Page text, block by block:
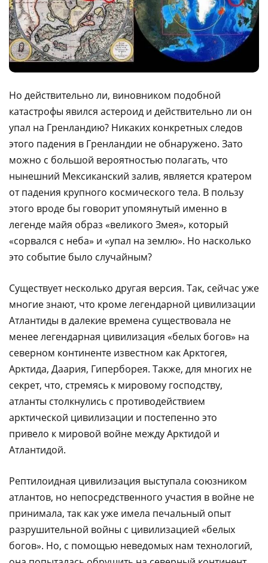
Но действительно ли, виновником подобной
катастрофы явился астероид и действительно ли он
упал на Гренландию? Никаких конкретных следов
этого падения в Гренландии не обнаружено. Зато
можно с большой вероятностью полагать, что
нынешний Мексиканский залив, является кратером
от падения крупного космического тела. В пользу
этого вроде бы говорит упомянутый именно в
легенде майя образ «великого Змея», который
«сорвался с неба» и «упал на землю». Но насколько
это событие было случайным?
Существует несколько другая версия. Так, сейчас уже
многие знают, что кроме легендарной цивилизации
Атлантиды в далекие времена существовала не
менее легендарная цивилизация «белых богов» на
северном континенте известном как Арктогея,
Арктида, Даария, Гиперборея. Также, для многих не
секрет, что, стремясь к мировому господству,
атланты столкнулись с противодействием
арктической цивилизации и постепенно это
привело к мировой войне между Арктидой и
Атлантидой.
Рептилоидная цивилизация выступала союзником
атлантов, но непосредственного участия в войне не
принимала, так как уже имела печальный опыт
разрушительной войны с цивилизацией «белых
богов». Но, с помощью неведомых нам технологий,